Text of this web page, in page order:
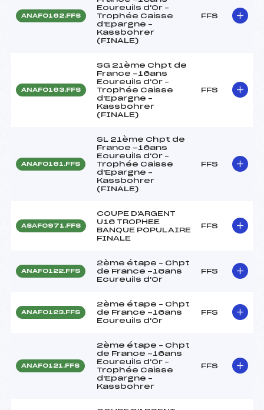
ANAF0162.FFS
Ecureuils d'Or –
Trophée Caisse
d'Epargne –
Kassbohrer
(FINALE)
FFS
ANAF0163.FFS
SG 21ème Chpt de
France -16ans
Ecureuils d'Or –
Trophée Caisse
d'Epargne –
Kassbohrer
(FINALE)
FFS
ANAF0161.FFS
SL 21ème Chpt de
France -16ans
Ecureuils d'Or –
Trophée Caisse
d'Epargne –
Kassbohrer
(FINALE)
FFS
ASAF0971.FFS
COUPE D'ARGENT
U16 TROPHEE
BANQUE POPULAIRE
FINALE
FFS
ANAF0122.FFS
2ème étape – Chpt
de France -16ans
Ecureuils d'Or
FFS
ANAF0123.FFS
2ème étape – Chpt
de France -16ans
Ecureuils d'Or
FFS
ANAF0121.FFS
2ème étape – Chpt
de France -16ans
Ecureuils d'Or –
Trophée Caisse
d'Epargne –
Kassbohrer
FFS